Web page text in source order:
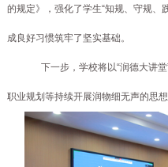
的规定》，强化了学生“知规、守规、
成良好习惯筑牢了坚实基础。
下一步，学校将以“润德大讲
职业规划等持续开展润物细无声的思想